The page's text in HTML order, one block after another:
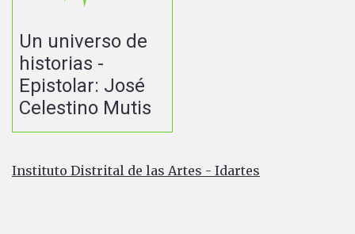
Un universo de
historias -
Epistolar: José
Celestino Mutis
Instituto Distrital de las Artes - Idartes